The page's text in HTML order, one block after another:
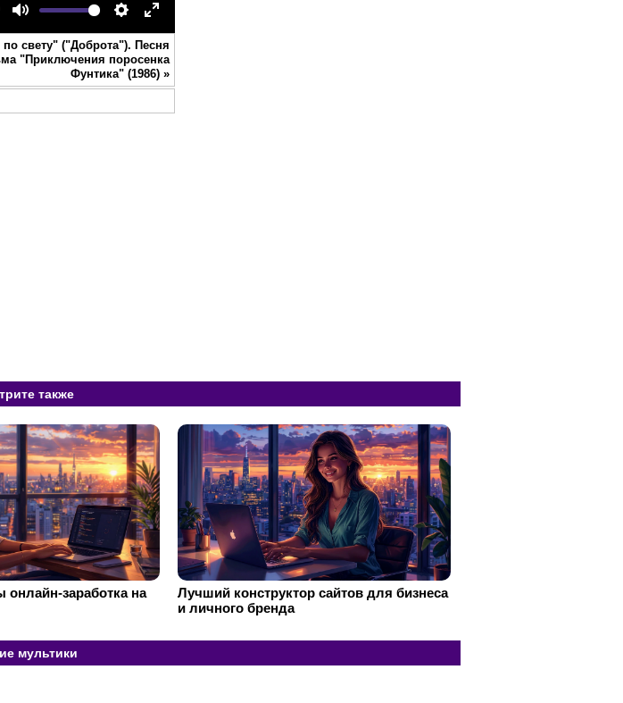
Mute Settings
Enter
fullscreen
свету" ("Доброта"). Песня
"Приключения поросенка
Фунтика" (1986) »
также
заработка на
Лучший конструктор сайтов для бизнеса
и личного бренда
мультики